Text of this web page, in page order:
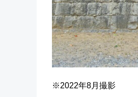
※2022年8月撮影